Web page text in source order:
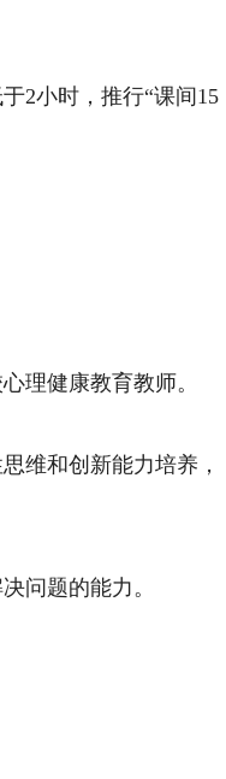
2小时，推行“课间15
理健康教育教师。
维和创新能力培养，
问题的能力。